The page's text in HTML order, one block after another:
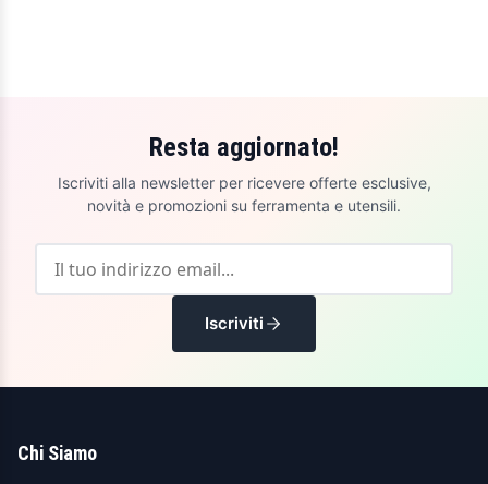
Resta aggiornato!
Iscriviti alla newsletter per ricevere offerte esclusive,
novità e promozioni su ferramenta e utensili.
Iscriviti
Chi Siamo